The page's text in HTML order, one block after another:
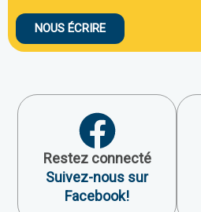
NOUS ÉCRIRE
Restez connecté
Suivez-nous sur
Facebook!